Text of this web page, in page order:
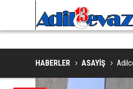
NESLI TEHLIKE ALTINDAKI VAŞAK
HABERLER ASAYİŞ